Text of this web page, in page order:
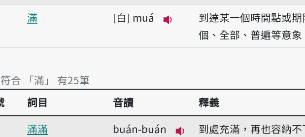
播放音讀buán
滿 白 muá
播放音讀muá
到達某一個時間點或
個、全部、普遍等意象
合 「滿」 有25筆
符合 「滿」 有25筆
詞目 音讀
釋義
滿滿
buán-buán
到處充滿，再也容納